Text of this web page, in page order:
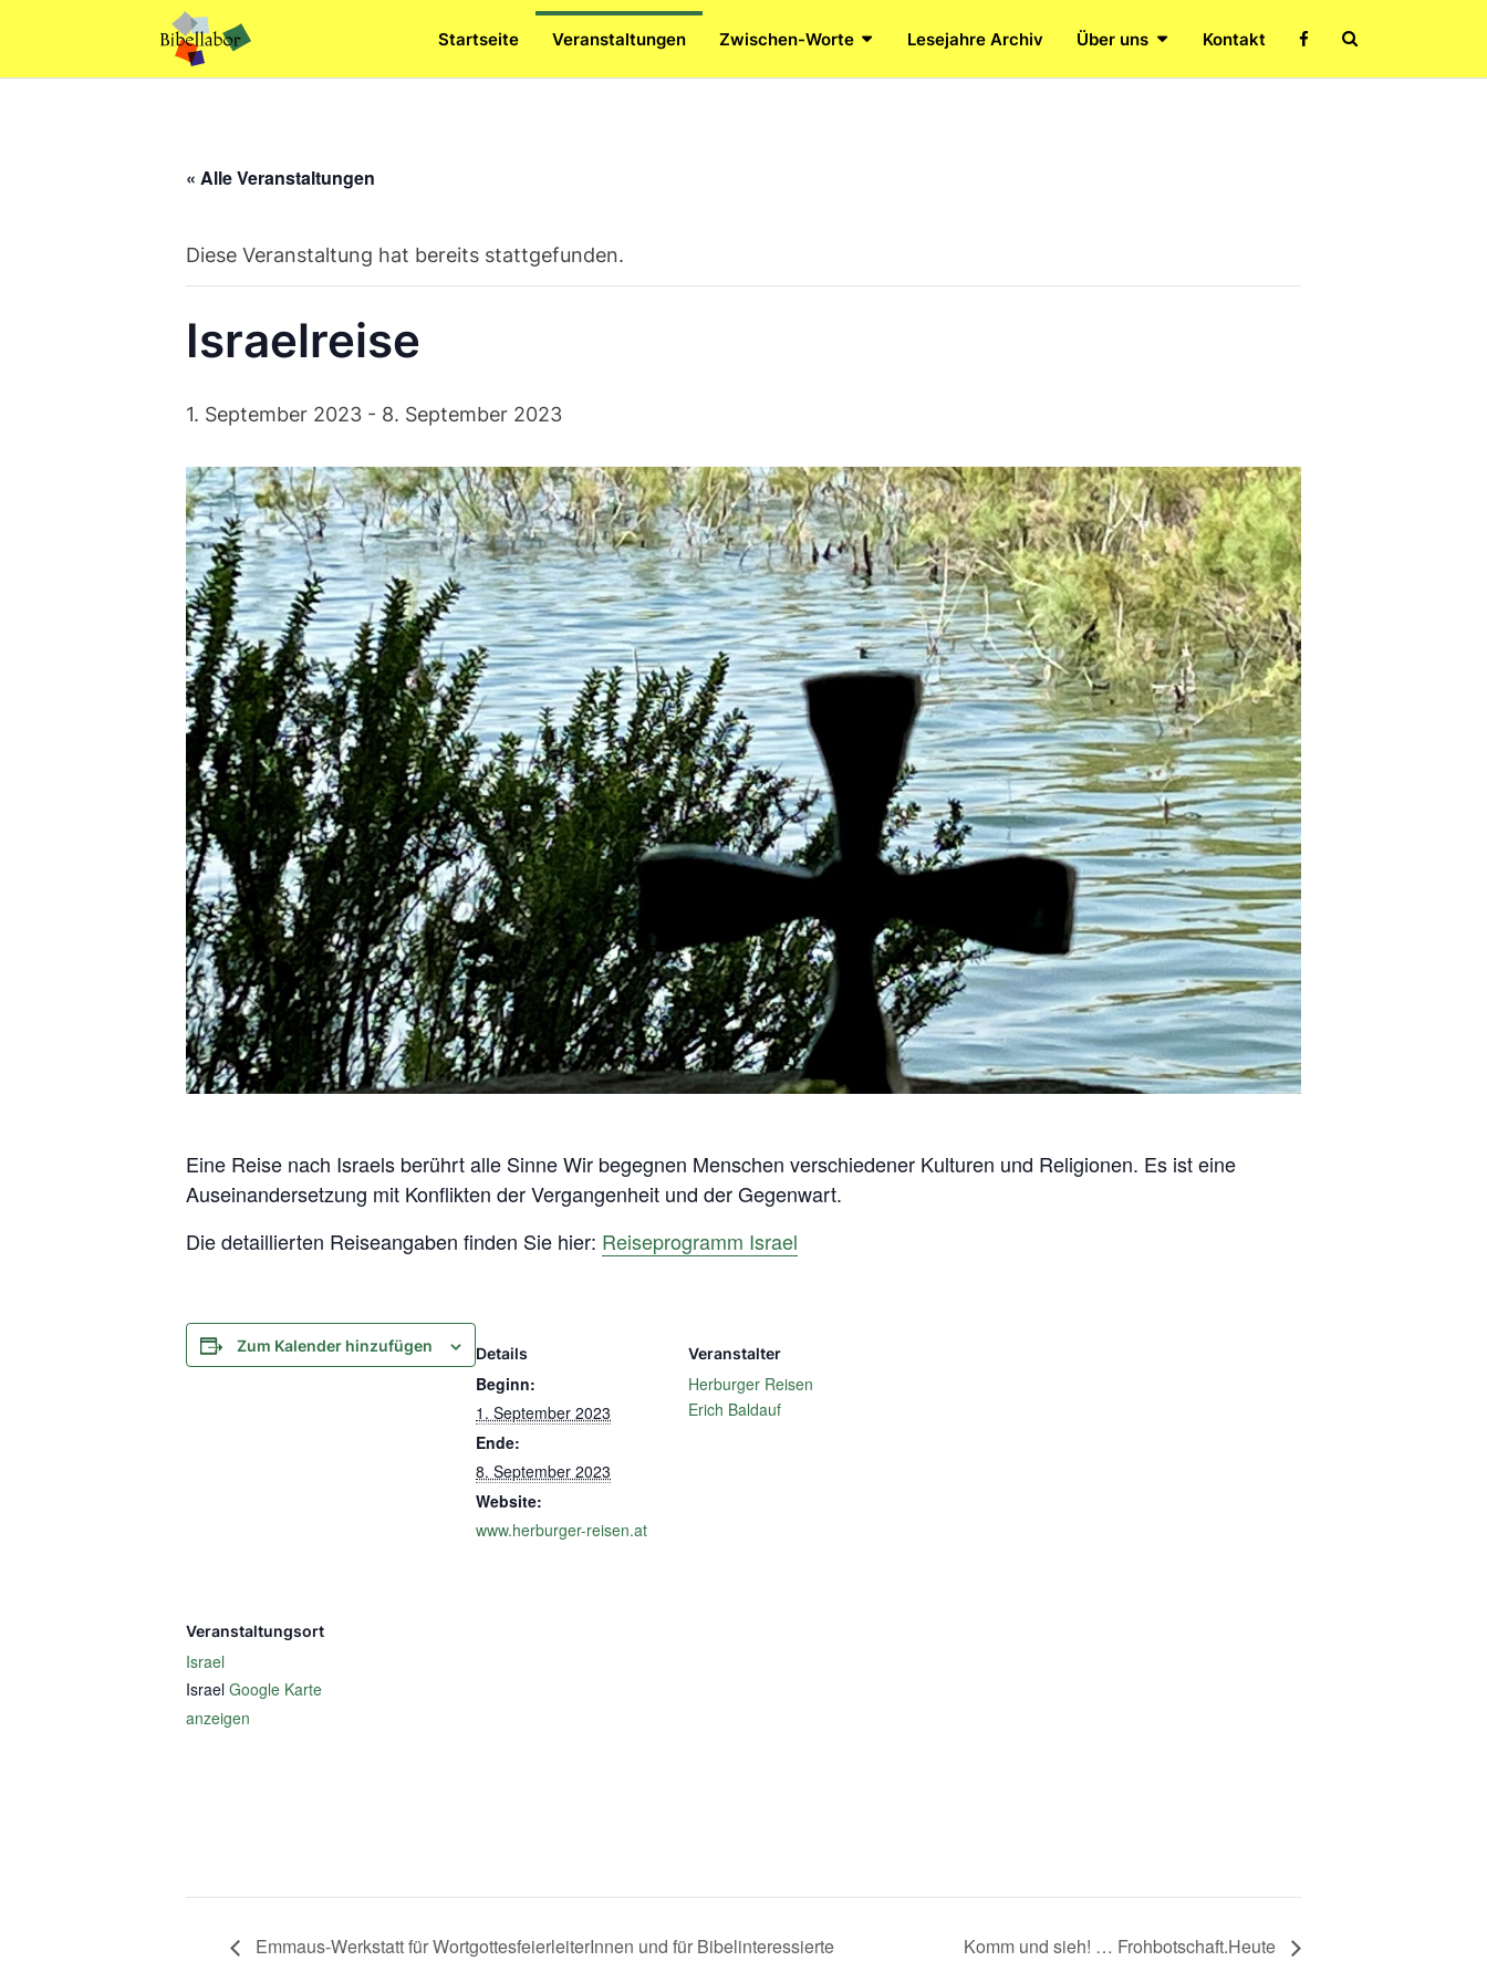
content
Startseite Veranstaltungen Zwischen-Worte Lesejahre Archiv Über uns Kontakt
Search
« Alle Veranstaltungen
Diese Veranstaltung hat bereits stattgefunden.
Israelreise
1. September 2023 - 8. September 2023
Eine Reise nach Israels berührt alle Sinne Wir begegnen Menschen verschiedener Kulturen und Religionen. Es ist eine
Auseinandersetzung mit Konflikten der Vergangenheit und der Gegenwart.
Die detaillierten Reiseangaben finden Sie hier: Reiseprogramm Israel
Zum Kalender hinzufügen Details
Beginn:
1. September 2023
Ende:
8. September 2023
Website:
www.herburger-reisen.at
Veranstalter
Herburger Reisen
Erich Baldauf
Veranstaltungsort
Israel
Israel Google Karte
anzeigen
Emmaus-Werkstatt für WortgottesfeierleiterInnen und für Bibelinteressierte Komm und sieh! … Frohbotschaft.Heute